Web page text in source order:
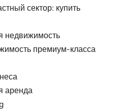
сектор: купить
недвижимость
премиум-класса
аренда